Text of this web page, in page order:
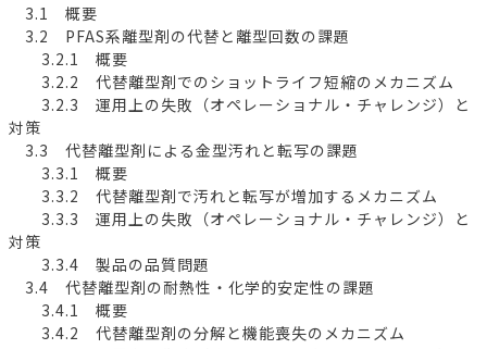
3.1 概要
3.2 PFAS系離型剤の代替と離型回数の課題
3.2.1 概要
3.2.2 代替離型剤でのショットライフ短縮のメカニズム
3.2.3 運用上の失敗（オペレーショナル・チャレンジ）と
対策
3.3 代替離型剤による金型汚れと転写の課題
3.3.1 概要
3.3.2 代替離型剤で汚れと転写が増加するメカニズム
3.3.3 運用上の失敗（オペレーショナル・チャレンジ）と
対策
3.3.4 製品の品質問題
3.4 代替離型剤の耐熱性・化学的安定性の課題
3.4.1 概要
3.4.2 代替離型剤の分解と機能喪失のメカニズム